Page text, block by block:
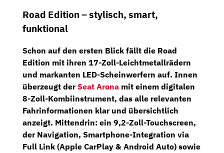
Road Edition – stylisch, smart,
funktional
Schon auf den ersten Blick fällt die Road
Edition mit ihren 17-Zoll-Leichtmetallrädern
und markanten LED-Scheinwerfern auf. Innen
überzeugt derSeat Arona mit einem digitalen
8-Zoll-Kombiinstrument, das alle relevanten
Fahrinformationen klar und übersichtlich
anzeigt. Mittendrin: ein 9,2-Zoll-Touchscreen,
der Navigation, Smartphone-Integration via
Full Link (Apple CarPlay & Android Auto) sowie